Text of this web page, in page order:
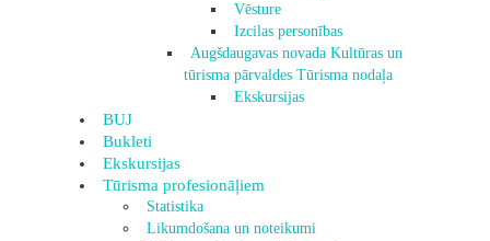
Vēsture
Izcilas personības
Augšdaugavas novada Kultūras un
tūrisma pārvaldes Tūrisma nodaļa
Ekskursijas
BUJ
Bukleti
Ekskursijas
Tūrisma profesionāļiem
Statistika
Likumdošana un noteikumi